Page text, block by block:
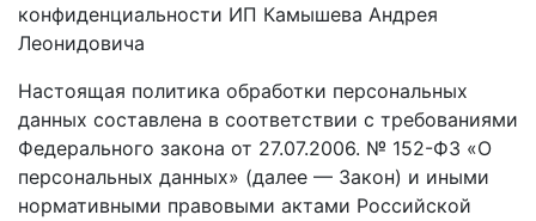
конфиденциальности ИП Камышева Андрея
Леонидовича
Настоящая политика обработки персональных
данных составлена в соответствии с требованиями
Федерального закона от 27.07.2006. № 152-ФЗ «О
персональных данных» (далее — Закон) и иными
нормативными правовыми актами Российской